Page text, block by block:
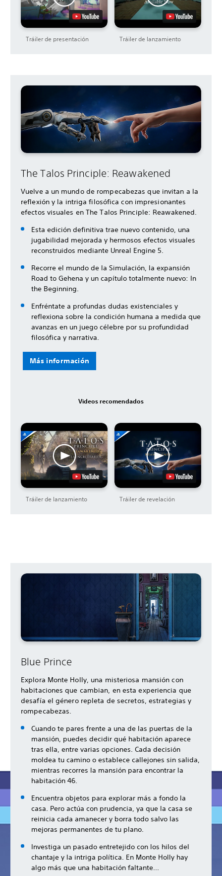
Tráiler de presentación Tráiler de lanzamiento
The Talos Principle: Reawakened
Vuelve a un mundo de rompecabezas que invitan a la
reflexión y la intriga filosófica con impresionantes
efectos visuales en The Talos Principle: Reawakened.
Esta edición definitiva trae nuevo contenido, una
jugabilidad mejorada y hermosos efectos visuales
reconstruidos mediante Unreal Engine 5.
Recorre el mundo de la Simulación, la expansión
Road to Gehena y un capítulo totalmente nuevo: In
the Beginning.
Enfréntate a profundas dudas existenciales y
reflexiona sobre la condición humana a medida que
avanzas en un juego célebre por su profundidad
filosófica y narrativa.
Más información
Videos recomendados
Tráiler de lanzamiento Tráiler de revelación
Blue Prince
Explora Monte Holly, una misteriosa mansión con
habitaciones que cambian, en esta experiencia que
desafía el género repleta de secretos, estrategias y
rompecabezas.
Cuando te pares frente a una de las puertas de la
mansión, puedes decidir qué habitación aparece
tras ella, entre varias opciones. Cada decisión
moldea tu camino o establece callejones sin salida,
mientras recorres la mansión para encontrar la
habitación 46.
Encuentra objetos para explorar más a fondo la
casa. Pero actúa con prudencia, ya que la casa se
reinicia cada amanecer y borra todo salvo las
mejoras permanentes de tu plano.
Investiga un pasado entretejido con los hilos del
chantaje y la intriga política. En Monte Holly hay
algo más que una habitación faltante...